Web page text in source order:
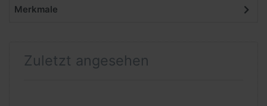
Merkmale
Zuletzt angesehen